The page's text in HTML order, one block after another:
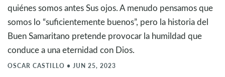
quiénes somos antes Sus ojos. A menudo pensamos que
somos lo “suficientemente buenos”, pero la historia del
Buen Samaritano pretende provocar la humildad que
conduce a una eternidad con Dios.
OSCAR CASTILLO • JUN 25, 2023